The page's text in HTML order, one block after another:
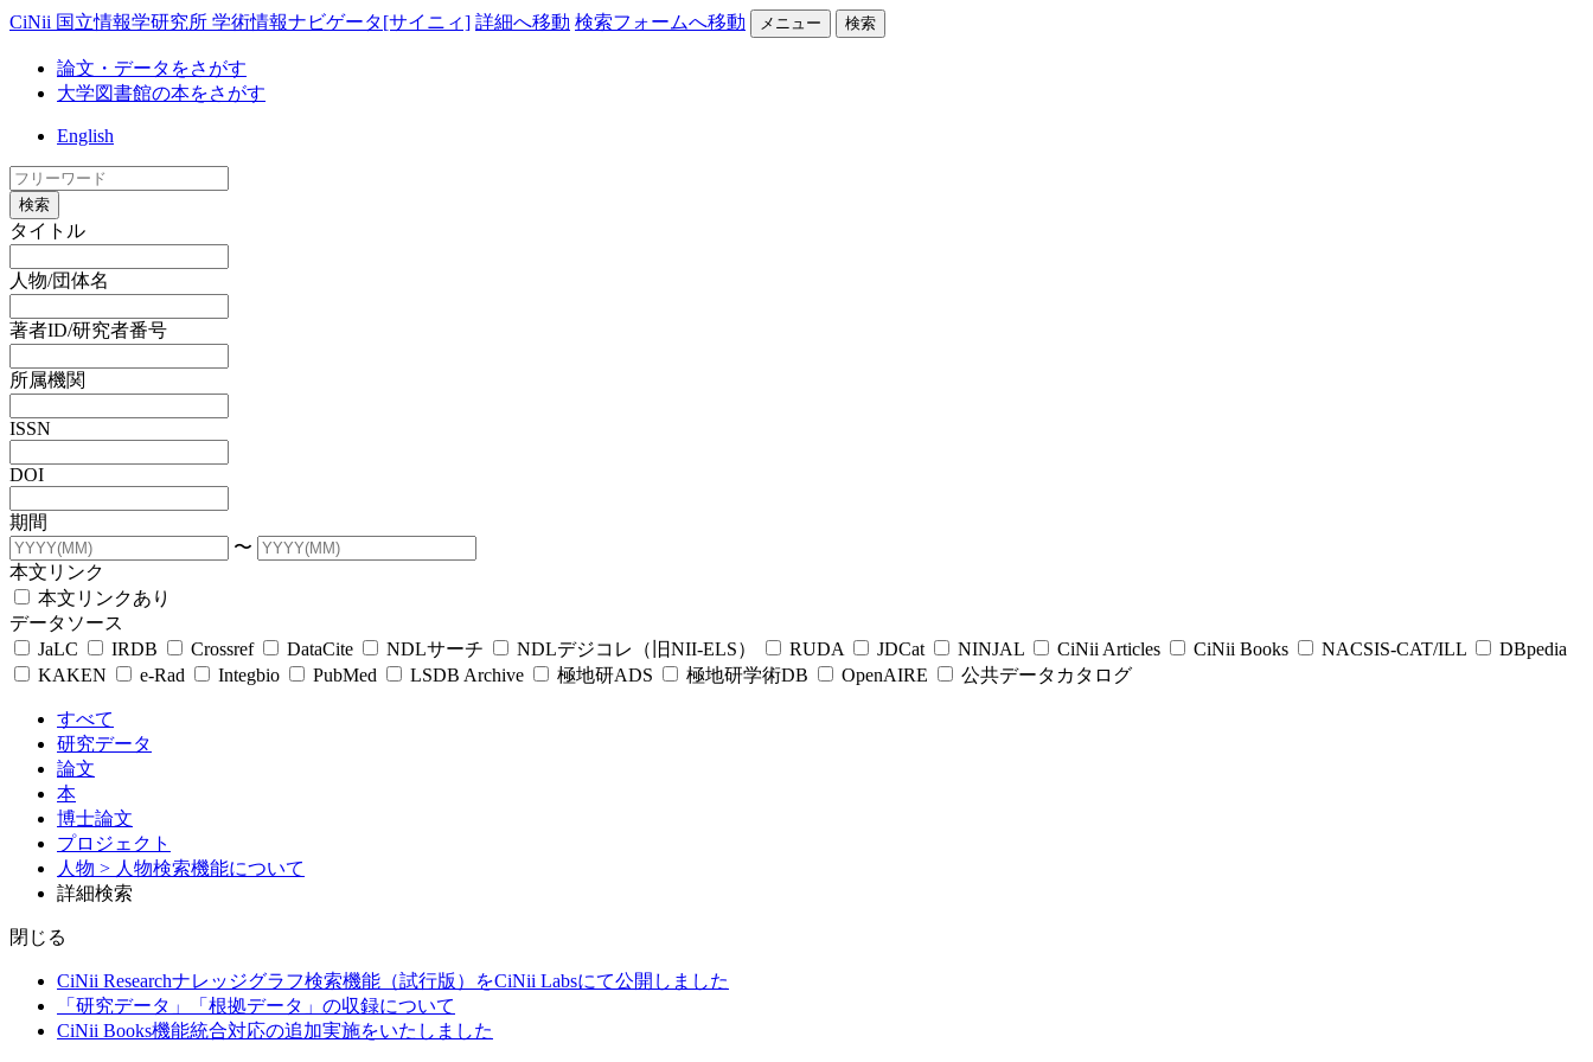
CiNii 国立情報学研究所 学術情報ナビゲータ[サイニィ] 詳細へ移動 検索フォームへ移動 メニュー 検索
論文・データをさがす
大学図書館の本をさがす
English
検索
タイトル
人物/団体名
著者ID/研究者番号
所属機関
ISSN
DOI
期間
〜
本文リンク
本文リンクあり
データソース
JaLC
IRDB Crossref DataCite NDLサーチ NDLデジコレ（旧NII-ELS） RUDA JDCat NINJAL CiNii Articles CiNii Books NACSIS-CAT/ILL
DBpedia
KAKEN
e-Rad Integbio PubMed LSDB Archive 極地研ADS 極地研学術DB OpenAIRE 公共データカタログ
すべて
研究データ
論文
本
博士論文
プロジェクト
人物 > 人物検索機能について
詳細検索
閉じる
CiNii Researchナレッジグラフ検索機能（試行版）をCiNii Labsにて公開しました
「研究データ」「根拠データ」の収録について
CiNii Books機能統合対応の追加実施をいたしました